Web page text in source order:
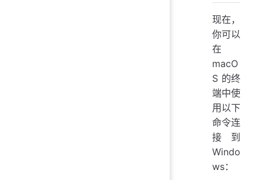
现在，
你可以
在
macO
S 的终
端中使
用以下
命令连
接到
Windo
ws：